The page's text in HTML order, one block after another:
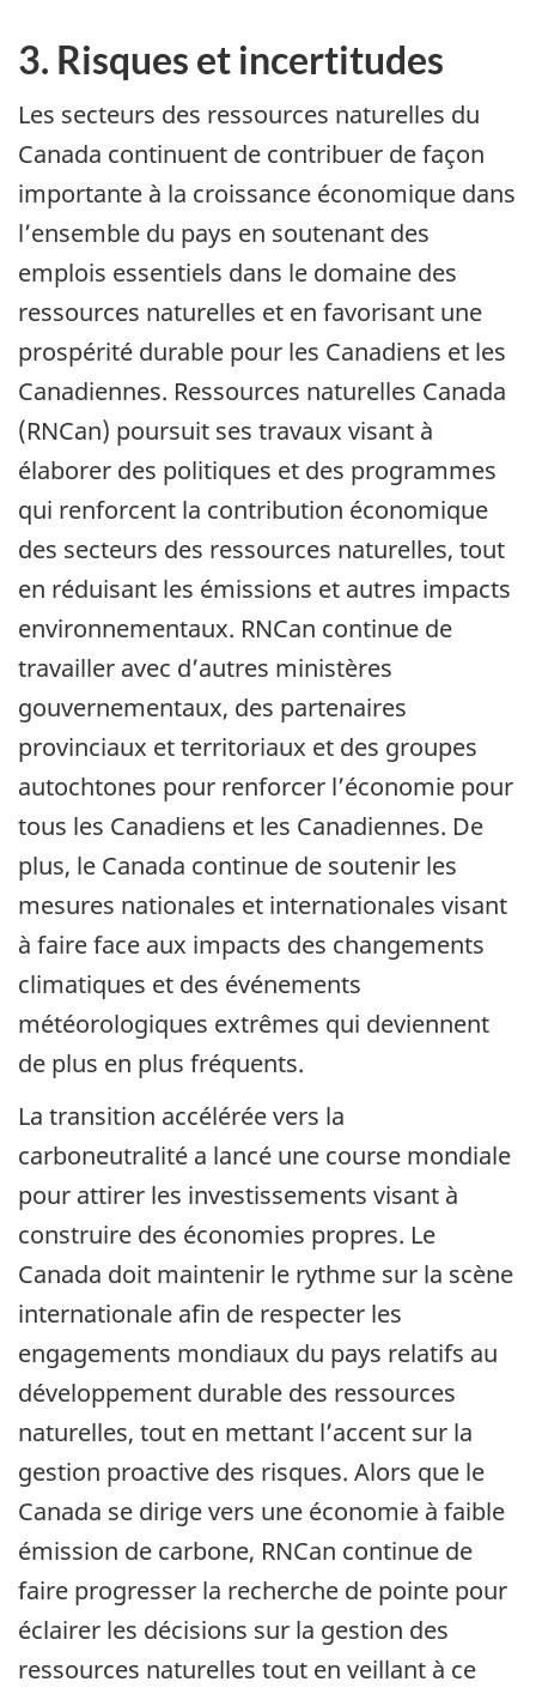
3. Risques et incertitudes
Les secteurs des ressources naturelles du
Canada continuent de contribuer de façon
importante à la croissance économique dans
l’ensemble du pays en soutenant des
emplois essentiels dans le domaine des
ressources naturelles et en favorisant une
prospérité durable pour les Canadiens et les
Canadiennes. Ressources naturelles Canada
(RNCan) poursuit ses travaux visant à
élaborer des politiques et des programmes
qui renforcent la contribution économique
des secteurs des ressources naturelles, tout
en réduisant les émissions et autres impacts
environnementaux. RNCan continue de
travailler avec d’autres ministères
gouvernementaux, des partenaires
provinciaux et territoriaux et des groupes
autochtones pour renforcer l’économie pour
tous les Canadiens et les Canadiennes. De
plus, le Canada continue de soutenir les
mesures nationales et internationales visant
à faire face aux impacts des changements
climatiques et des événements
météorologiques extrêmes qui deviennent
de plus en plus fréquents.
La transition accélérée vers la
carboneutralité a lancé une course mondiale
pour attirer les investissements visant à
construire des économies propres. Le
Canada doit maintenir le rythme sur la scène
internationale afin de respecter les
engagements mondiaux du pays relatifs au
développement durable des ressources
naturelles, tout en mettant l’accent sur la
gestion proactive des risques. Alors que le
Canada se dirige vers une économie à faible
émission de carbone, RNCan continue de
faire progresser la recherche de pointe pour
éclairer les décisions sur la gestion des
ressources naturelles tout en veillant à ce